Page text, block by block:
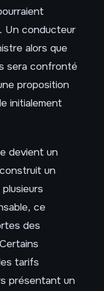
Un conducteur
alors que
sera confronté
proposition
initialement
devient un
un
ce
des
tarifs
présentant un